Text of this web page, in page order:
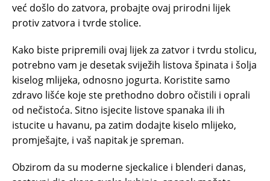
već došlo do zatvora, probajte ovaj prirodni lijek
protiv zatvora i tvrde stolice.
Kako biste pripremili ovaj lijek za zatvor i tvrdu stolicu,
potrebno vam je desetak sviježih listova špinata i šolja
kiselog mlijeka, odnosno jogurta. Koristite samo
zdravo lišće koje ste prethodno dobro očistili i oprali
od nečistoća. Sitno isjecite listove spanaka ili ih
istucite u havanu, pa zatim dodajte kiselo mlijeko,
promješajte, i vaš napitak je spreman.
Obzirom da su moderne sjeckalice i blenderi danas,